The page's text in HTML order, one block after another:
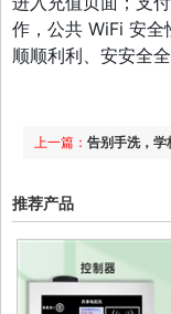
作，公共 WiFi 安全
顺顺利利、安安全全
上一篇： 告别手洗，学
推荐产品